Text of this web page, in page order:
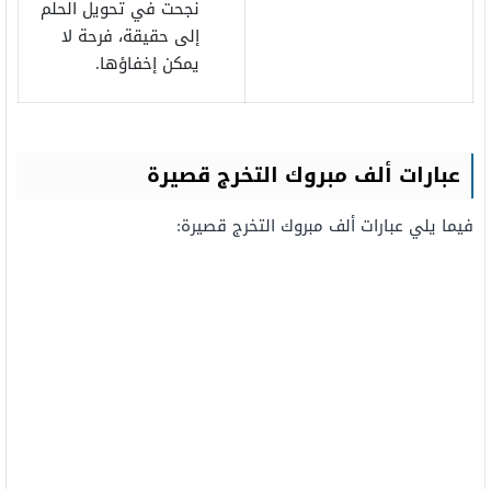
نجحت في تحويل الحلم
إلى حقيقة، فرحة لا
يمكن إخفاؤها.
عبارات ألف مبروك التخرج قصيرة
فيما يلي عبارات ألف مبروك التخرج قصيرة: